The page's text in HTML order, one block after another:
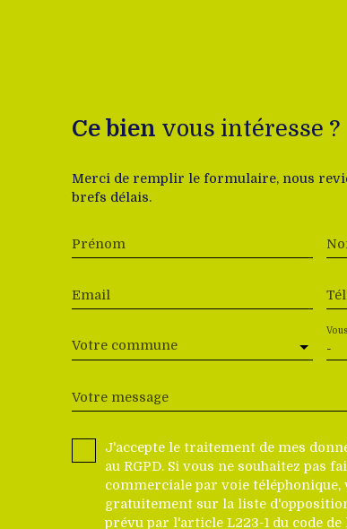
Ce bien vous intéresse ?
Merci de remplir le formulaire, nous
brefs délais.
Prénom
Email
Votre commune -
Votre message
J'accepte le traitement de mes
au RGPD. Si vous ne souhaitez pas
commerciale par voie
gratuitement sur la liste
prévu par l'article L223-1 du code